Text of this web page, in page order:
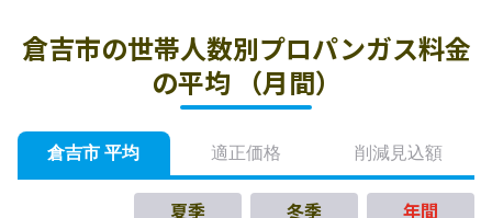
倉吉市の世帯人数別プロパンガス料金
の平均 （月間）
倉吉市 平均 適正価格 削減見込額
夏季 冬季
年間